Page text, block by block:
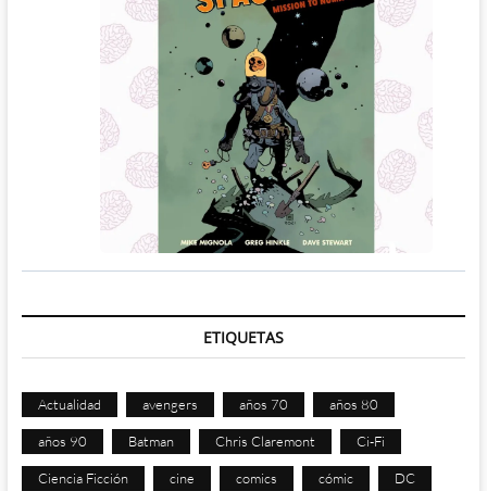
ETIQUETAS
Actualidad avengers años 70 años 80
años 90 Batman Chris Claremont Ci-Fi
Ciencia Ficción cine comics cómic DC